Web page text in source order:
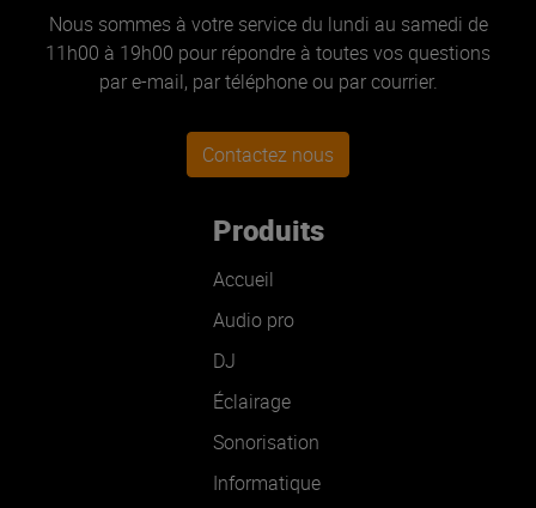
Nous sommes à votre service du lundi au samedi de
11h00 à 19h00 pour répondre à toutes vos questions
par e-mail, par téléphone ou par courrier.
Contactez nous
Produits
Accueil
Audio pro
DJ
Éclairage
Sonorisation
Informatique